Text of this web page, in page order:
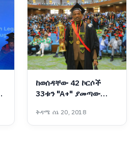
ከወሰዳቸው 42 ኮርሶች
33ቱን "A+" ያመጣው
ቅዳሜ ሰኔ 20, 2018